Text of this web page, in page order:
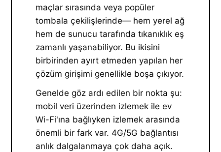
maçlar sırasında veya popüler
tombala çekilişlerinde— hem yerel ağ
hem de sunucu tarafında tıkanıklık eş
zamanlı yaşanabiliyor. Bu ikisini
birbirinden ayırt etmeden yapılan her
çözüm girişimi genellikle boşa çıkıyor.
Genelde göz ardı edilen bir nokta şu:
mobil veri üzerinden izlemek ile ev
Wi-Fi'ına bağlıyken izlemek arasında
önemli bir fark var. 4G/5G bağlantısı
anlık dalgalanmaya çok daha açık.